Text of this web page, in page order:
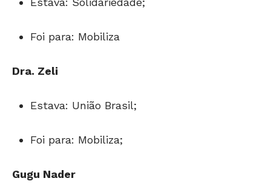
Foi para: Mobiliza
Dra. Zeli
Estava: União Brasil;
Foi para: Mobiliza;
Gugu Nader